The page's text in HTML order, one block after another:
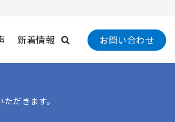
新着情報 お問い合わせ
だきます。